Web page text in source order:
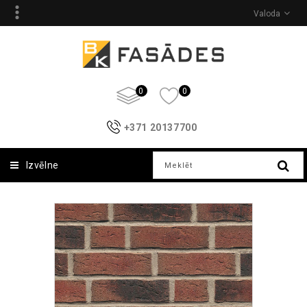
Valoda
0 0
+371 20137700
Izvēlne